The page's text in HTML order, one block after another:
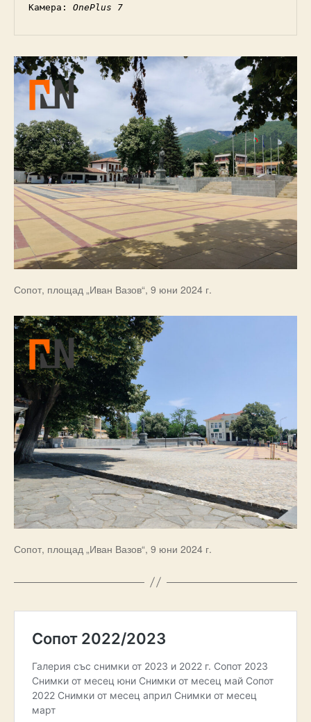
Камера: OnePlus 7
Сопот, площад „Иван Вазов“, 9 юни 2024 г.
Сопот, площад „Иван Вазов“, 9 юни 2024 г.